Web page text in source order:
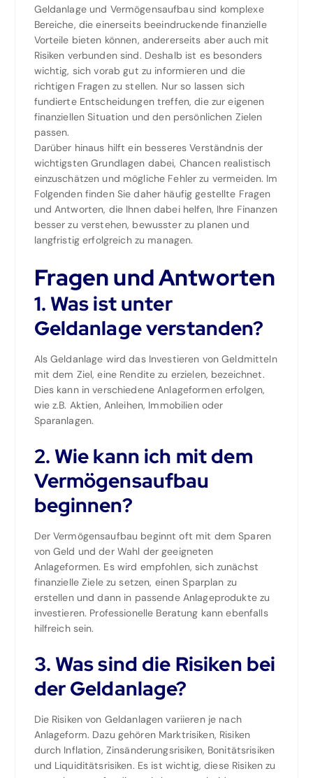
Geldanlage und Vermögensaufbau sind komplexe
Bereiche, die einerseits beeindruckende finanzielle
Vorteile bieten können, andererseits aber auch mit
Risiken verbunden sind. Deshalb ist es besonders
wichtig, sich vorab gut zu informieren und die
richtigen Fragen zu stellen. Nur so lassen sich
fundierte Entscheidungen treffen, die zur eigenen
finanziellen Situation und den persönlichen Zielen
passen.
Darüber hinaus hilft ein besseres Verständnis der
wichtigsten Grundlagen dabei, Chancen realistisch
einzuschätzen und mögliche Fehler zu vermeiden. Im
Folgenden finden Sie daher häufig gestellte Fragen
und Antworten, die Ihnen dabei helfen, Ihre Finanzen
besser zu verstehen, bewusster zu planen und
langfristig erfolgreich zu managen.
Fragen und Antworten
1. Was ist unter
Geldanlage verstanden?
Als Geldanlage wird das Investieren von Geldmitteln
mit dem Ziel, eine Rendite zu erzielen, bezeichnet.
Dies kann in verschiedene Anlageformen erfolgen,
wie z.B. Aktien, Anleihen, Immobilien oder
Sparanlagen.
2. Wie kann ich mit dem
Vermögensaufbau
beginnen?
Der Vermögensaufbau beginnt oft mit dem Sparen
von Geld und der Wahl der geeigneten
Anlageformen. Es wird empfohlen, sich zunächst
finanzielle Ziele zu setzen, einen Sparplan zu
erstellen und dann in passende Anlageprodukte zu
investieren. Professionelle Beratung kann ebenfalls
hilfreich sein.
3. Was sind die Risiken bei
der Geldanlage?
Die Risiken von Geldanlagen variieren je nach
Anlageform. Dazu gehören Marktrisiken, Risiken
durch Inflation, Zinsänderungsrisiken, Bonitätsrisiken
und Liquiditätsrisiken. Es ist wichtig, diese Risiken zu